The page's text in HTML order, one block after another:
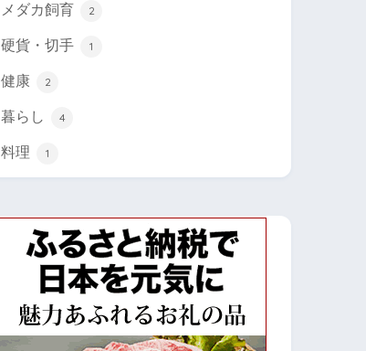
メダカ飼育 2
硬貨・切手 1
健康 2
暮らし 4
料理 1